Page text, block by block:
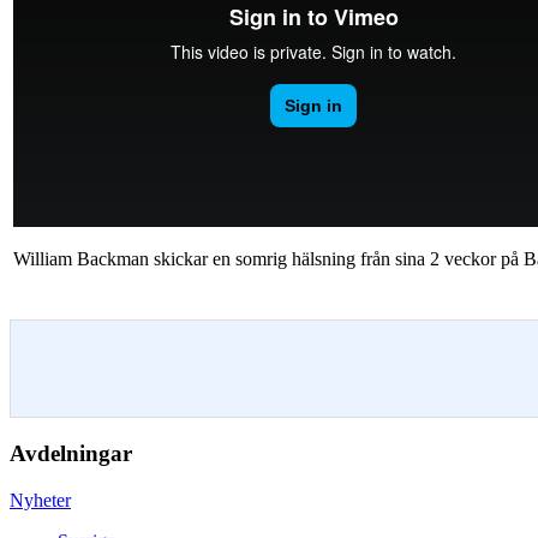
William Backman skickar en somrig hälsning från sina 2 veckor på
Avdelningar
Nyheter